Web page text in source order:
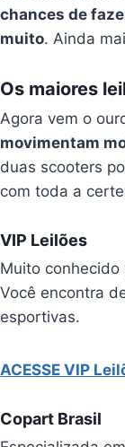
chances de
muito. Ainda
Os maiores
Agora vem o
movimentam
duas scooters
com toda a
VIP Leilões
Muito
Você encontra
esportivas.
ACESSE VIP
Copart Brasil